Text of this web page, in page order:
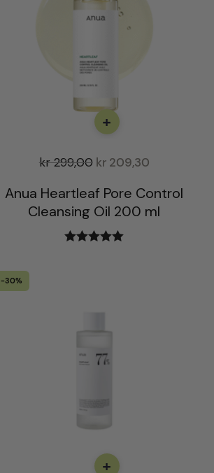
+
Anua Heartleaf Pore Control
Cleansing Oil 200 ml
kr299,00 kr209,30
-30%
+